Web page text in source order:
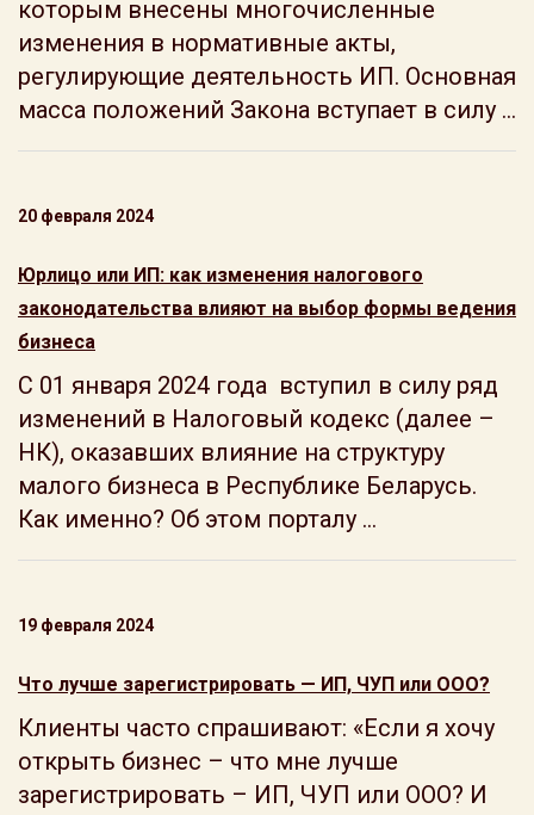
которым внесены многочисленные
изменения в нормативные акты,
регулирующие деятельность ИП. Основная
масса положений Закона вступает в силу ...
20 февраля 2024
Юрлицо или ИП: как изменения налогового
законодательства влияют на выбор формы ведения
бизнеса
С 01 января 2024 года вступил в силу ряд
изменений в Налоговый кодекс (далее –
НК), оказавших влияние на структуру
малого бизнеса в Республике Беларусь.
Как именно? Об этом порталу ...
19 февраля 2024
Что лучше зарегистрировать — ИП, ЧУП или ООО?
Клиенты часто спрашивают: «Если я хочу
открыть бизнес – что мне лучше
зарегистрировать – ИП, ЧУП или ООО? И